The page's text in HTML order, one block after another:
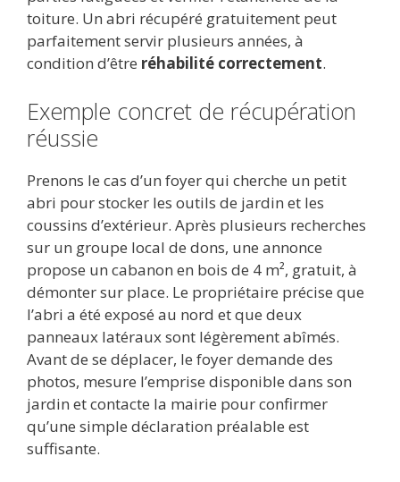
toiture. Un abri récupéré gratuitement peut
parfaitement servir plusieurs années, à
condition d’être réhabilité correctement.
Exemple concret de récupération
réussie
Prenons le cas d’un foyer qui cherche un petit
abri pour stocker les outils de jardin et les
coussins d’extérieur. Après plusieurs recherches
sur un groupe local de dons, une annonce
propose un cabanon en bois de 4 m², gratuit, à
démonter sur place. Le propriétaire précise que
l’abri a été exposé au nord et que deux
panneaux latéraux sont légèrement abîmés.
Avant de se déplacer, le foyer demande des
photos, mesure l’emprise disponible dans son
jardin et contacte la mairie pour confirmer
qu’une simple déclaration préalable est
suffisante.